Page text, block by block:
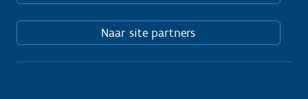
Naar site partners